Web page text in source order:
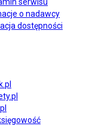
o nadawcy
dostępności